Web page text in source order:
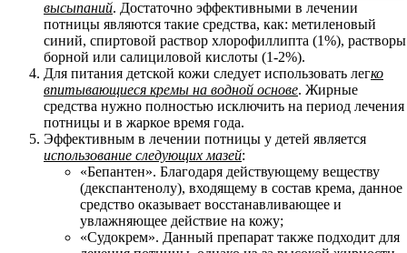
высыпаний. Достаточно эффективными в лечении
потницы являются такие средства, как: метиленовый
синий, спиртовой раствор хлорофиллипта (1%), растворы
борной или салициловой кислоты (1-2%).
Для питания детской кожи следует использовать легко
впитывающиеся кремы на водной основе. Жирные
средства нужно полностью исключить на период лечения
потницы и в жаркое время года.
Эффективным в лечении потницы у детей является
использование следующих мазей:
«Бепантен». Благодаря действующему веществу
(декспантенолу), входящему в состав крема, данное
средство оказывает восстанавливающее и
увлажняющее действие на кожу;
«Судокрем». Данный препарат также подходит для